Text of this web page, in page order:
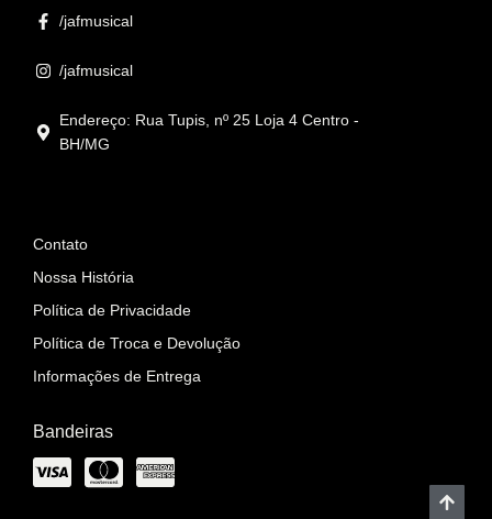
/jafmusical
/jafmusical
Endereço: Rua Tupis, nº 25 Loja 4 Centro -
BH/MG
Contato
Nossa História
Política de Privacidade
Política de Troca e Devolução
Informações de Entrega
Bandeiras